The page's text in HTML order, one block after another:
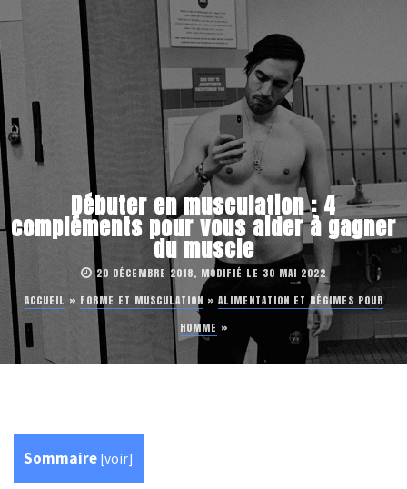
Débuter en musculation : 4
compléments pour vous aider à gagner
du muscle
20 DÉCEMBRE 2018, MODIFIÉ LE 30 MAI 2022
ACCUEIL » FORME ET MUSCULATION » ALIMENTATION ET RÉGIMES POUR
HOMME »
Sommaire [voir]